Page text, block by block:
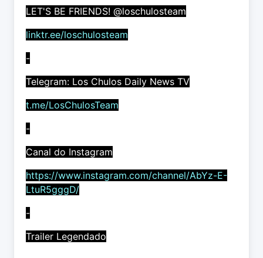
LET'S BE FRIENDS! @loschulosteam
linktr.ee/loschulosteam
-
Telegram: Los Chulos Daily News TV
t.me/LosChulosTeam
-
Canal do Instagram
https://www.instagram.com/channel/AbYz-E-
LtuR5gggD/
-
Trailer Legendado